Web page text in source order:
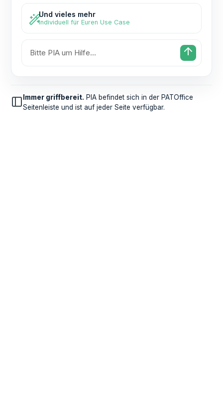
Und vieles mehr
Individuell für Euren Use Case
Bitte PIA um Hilfe…
Immer griffbereit. PIA befindet sich in der PATOffice
Seitenleiste und ist auf jeder Seite verfügbar.